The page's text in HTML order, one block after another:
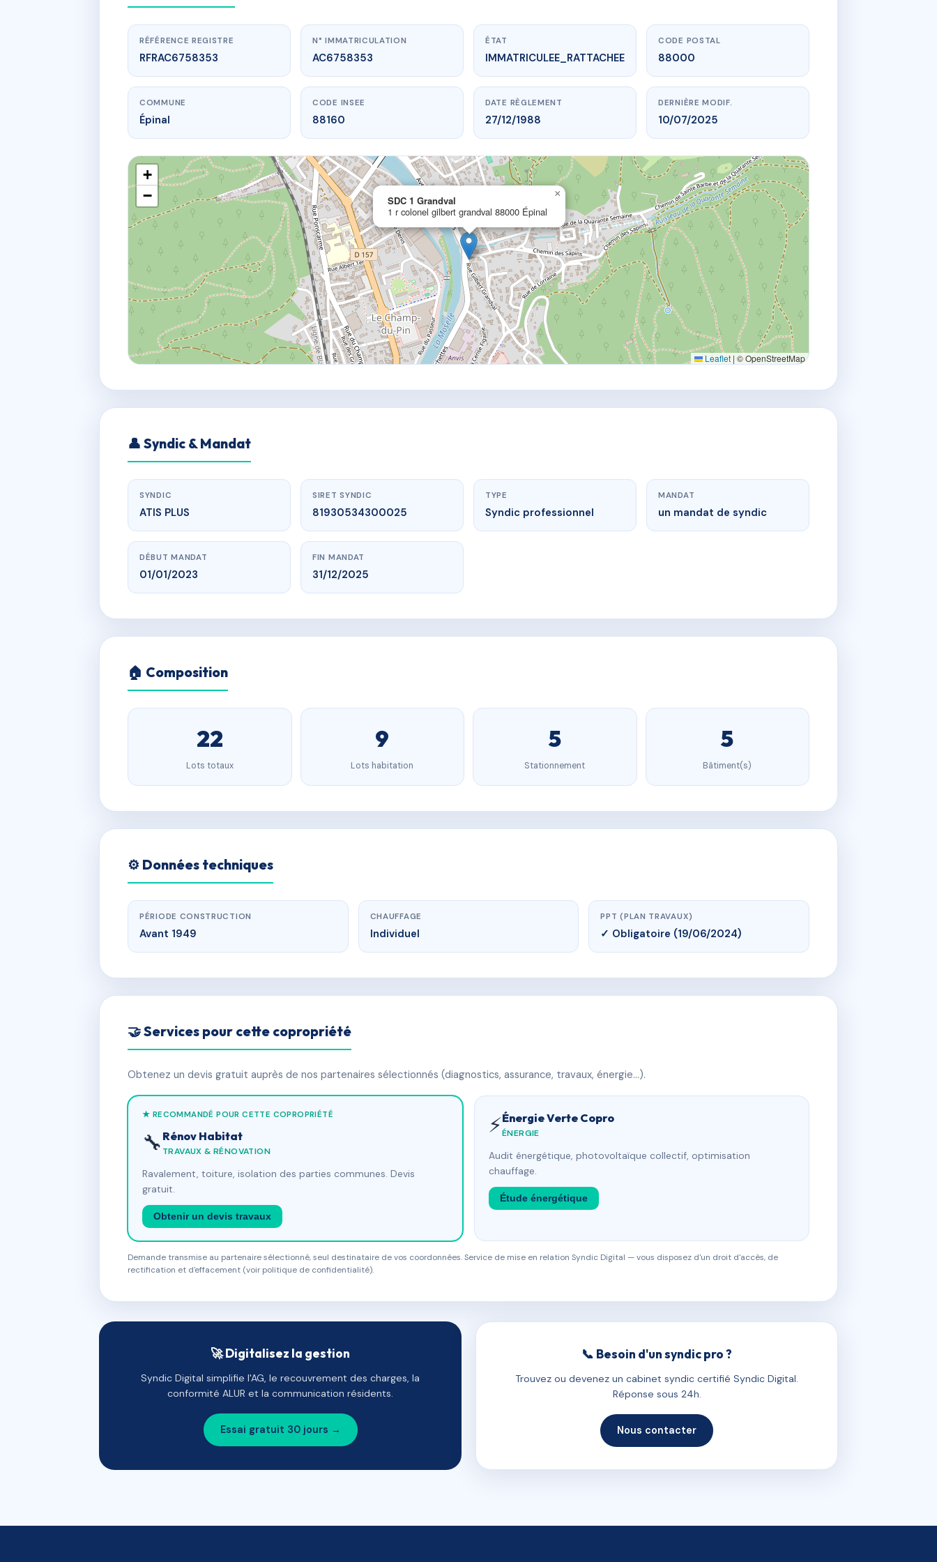
www.vme.plus/AC6758353
SDC 1 Grandval
1 r colonel gilbert grandval88000 Épinal
RÉFÉRENCE REGISTRE
RFRAC6758353
N° IMMATRICULATION
AC6758353
ÉTAT
IMMATRICULEE_RATTACHEE
CODE POSTAL
88000
COMMUNE
Épinal
CODE INSEE
88160
DATE RÈGLEMENT
27/12/1988
DERNIÈRE MODIF.
10/07/2025
SDC 1 Grandval
1 r colonel gilbert grandval 88000 Épinal
×
+
−
Leaflet | © OpenStreetMap
👤 Syndic & Mandat
SYNDIC
ATIS PLUS
SIRET SYNDIC
81930534300025
TYPE
Syndic professionnel
MANDAT
un mandat de syndic
DÉBUT MANDAT
01/01/2023
FIN MANDAT
31/12/2025
🏠 Composition
22
Lots totaux
9
Lots habitation
5
Stationnement
5
Bâtiment(s)
⚙️ Données techniques
PÉRIODE CONSTRUCTION
Avant 1949
CHAUFFAGE
Individuel
PPT (PLAN TRAVAUX)
✓ Obligatoire (19/06/2024)
🤝 Services pour cette copropriété
Obtenez un devis gratuit auprès de nos partenaires sélectionnés (diagnostics, assurance, travaux, énergie…).
★ RECOMMANDÉ POUR CETTE COPROPRIÉTÉ
🔧 Rénov Habitat
TRAVAUX & RÉNOVATION
Ravalement, toiture, isolation des parties communes. Devis
gratuit.
Obtenir un devis travaux
⚡Énergie Verte Copro
ÉNERGIE
Audit énergétique, photovoltaïque collectif, optimisation
chauffage.
Étude énergétique
Demande transmise au partenaire sélectionné, seul destinataire de vos coordonnées. Service de mise en relation Syndic Digital — vous disposez d'un droit d'accès, de
rectification et d'effacement (voir politique de confidentialité).
🚀 Digitalisez la gestion
Syndic Digital simplifie l'AG, le recouvrement des charges, la
conformité ALUR et la communication résidents.
Essai gratuit 30 jours →
📞 Besoin d'un syndic pro ?
Trouvez ou devenez un cabinet syndic certifié Syndic Digital.
Réponse sous 24h.
Nous contacter